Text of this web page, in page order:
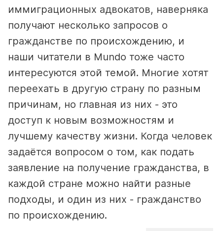
иммиграционных адвокатов, наверняка
получают несколько запросов о
гражданстве по происхождению, и
наши читатели в Mundo тоже часто
интересуются этой темой. Многие хотят
переехать в другую страну по разным
причинам, но главная из них - это
доступ к новым возможностям и
лучшему качеству жизни. Когда человек
задаётся вопросом о том, как подать
заявление на получение гражданства, в
каждой стране можно найти разные
подходы, и один из них - гражданство
по происхождению.